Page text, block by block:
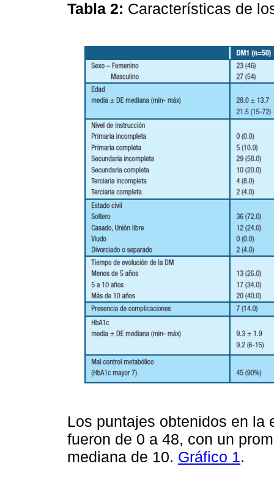
Tabla 2: Características de
Los puntajes obtenidos en la
fueron de 0 a 48, con un
mediana de 10. Gráfico 1.